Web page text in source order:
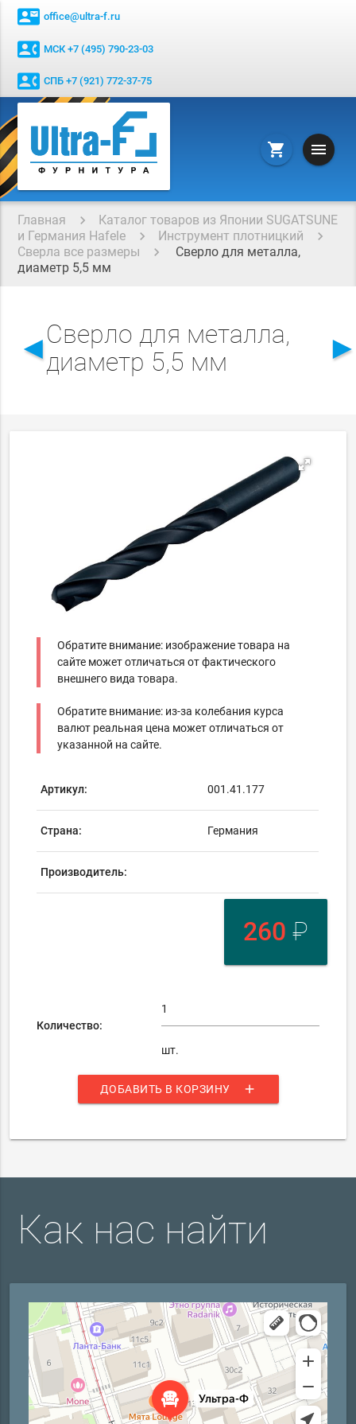
contact_mail office@ultra-f.ru
contact_phone МСК +7 (495) 790-23-03
contact_phone СПБ +7 (921) 772-37-75
shopping_cart menu
Главная
Каталог товаров из Японии SUGATSUNE
и Германия Hafele
Инструмент плотницкий
Сверла все размеры
Сверло для металла,
диаметр 5,5 мм
◄Сверло для металла,
диаметр 5,5 мм
Обратите внимание: изображение товара на
сайте может отличаться от фактического
внешнего вида товара.
Обратите внимание: из-за колебания курса
валют реальная цена может отличаться от
указанной на сайте.
Артикул: 001.41.177
Страна: Германия
Производитель:
260 ₽
Количество:
шт.
ДОБАВИТЬ В КОРЗИНУ add
Как нас найти